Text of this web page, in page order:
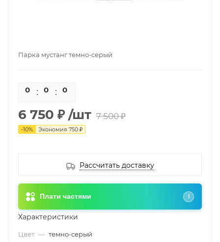
Парка мустанг темно-серый
0 0 0
6 750 ₽ /шт 7 500 ₽
-10% Экономия 750 ₽
Рассчитать доставку
Плати частями i
Характеристики
Цвет — темно-серый